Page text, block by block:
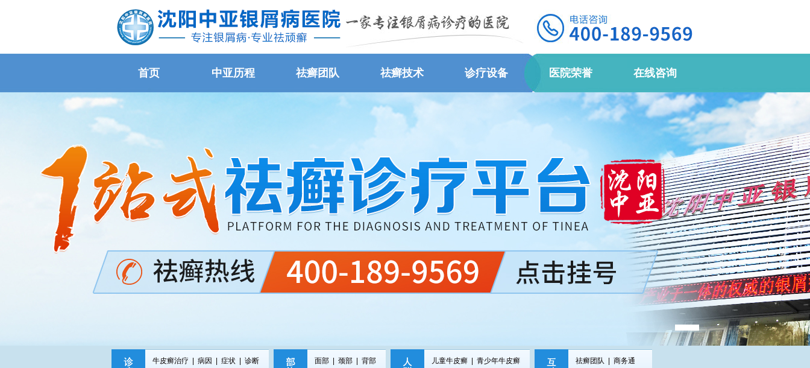
首页 中亚历程 祛癣团队 祛癣技术 诊疗设备 医院荣誉 在线咨询
牛皮癣治疗 病因 症状
诊断
面部 颈部
背部
儿童牛皮癣
青少年牛皮癣
祛癣团队
商务通